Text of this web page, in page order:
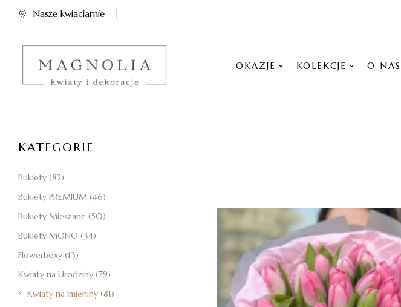
Nasze kwiaciarnie
OKAZJE KOLEKCJE O NAS
KATEGORIE
Bukiety (82)
Bukiety PREMIUM (46)
Bukiety Mieszane (50)
Bukiety MONO (34)
Flowerboxy (13)
Kwiaty na Urodziny (79)
Kwiaty na Imieniny (81)